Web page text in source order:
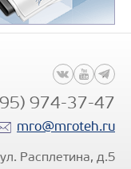
974-37-47
mro@mroteh.ru
Расплетина, д.5